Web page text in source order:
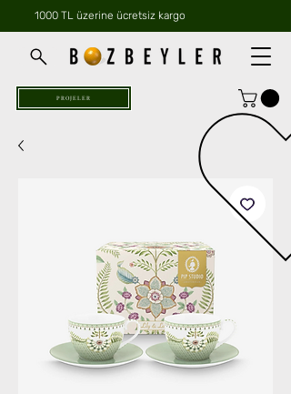
1000 TL üzerine ücretsiz kargo
PROJELER